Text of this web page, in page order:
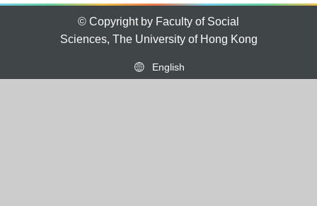
© Copyright by Faculty of Social
Sciences, The University of Hong Kong
English